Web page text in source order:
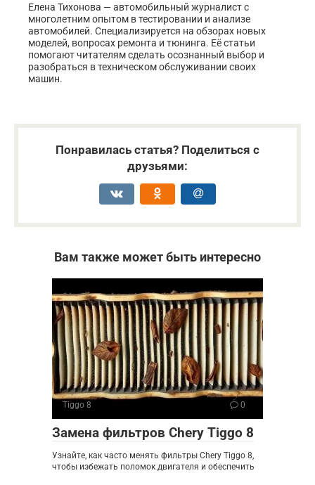
Елена Тихонова — автомобильный журналист с
многолетним опытом в тестировании и анализе
автомобилей. Специализируется на обзорах новых
моделей, вопросах ремонта и тюнинга. Её статьи
помогают читателям сделать осознанный выбор и
разобраться в техническом обслуживании своих
машин.
Понравилась статья? Поделиться с
друзьями:
Вам также может быть интересно
Tiggo 8 0
Замена фильтров Chery Tiggo 8
Узнайте, как часто менять фильтры Chery Tiggo 8,
чтобы избежать поломок двигателя и обеспечить